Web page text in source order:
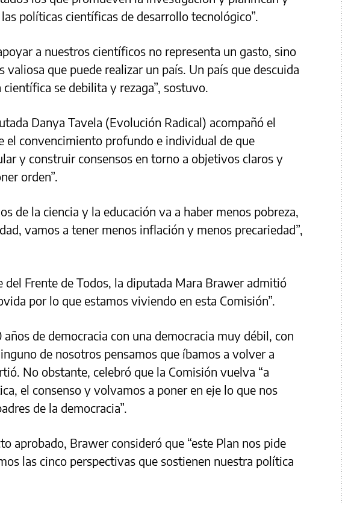
políticas científicas de desarrollo tecnológico”.
a nuestros científicos no representa un gasto, sino
valiosa que puede realizar un país. Un país que descuida
se debilita y rezaga”, sostuvo.
Danya Tavela (Evolución Radical) acompañó el
el convencimiento profundo e individual de que
y construir consensos en torno a objetivos claros y
orden”.
de la ciencia y la educación va a haber menos pobreza,
vamos a tener menos inflación y menos precariedad”,
del Frente de Todos, la diputada Mara Brawer admitió
por lo que estamos viviendo en esta Comisión”.
años de democracia con una democracia muy débil, con
de nosotros pensamos que íbamos a volver a
No obstante, celebró que la Comisión vuelva “a
el consenso y volvamos a poner en eje lo que nos
de la democracia”.
aprobado, Brawer consideró que “este Plan nos pide
las cinco perspectivas que sostienen nuestra política